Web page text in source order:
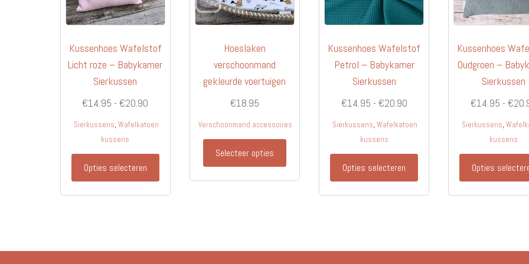
Kussenhoes Wafelstof
Licht roze – Babykamer
Sierkussen
€14.95 - €20.90
€20.90
Sierkussens, Wafelkatoen
kussens
Opties selecteren
Dit
Hoeslaken
verschoonmand
gekleurde voertuigen
€18.95
Verschoonmand accessoires
Selecteer opties
Kussenhoes Wafelstof
Petrol – Babykamer
Sierkussen
€14.95 - €20.90Prijsklasse:
€20.90
Sierkussens, Wafelkatoen
kussens
Opties selecteren
Dit
Kussenhoes
Oudgroen –
Sierkussen
€14.95 - €
Sierkussens,
kussens
Opties